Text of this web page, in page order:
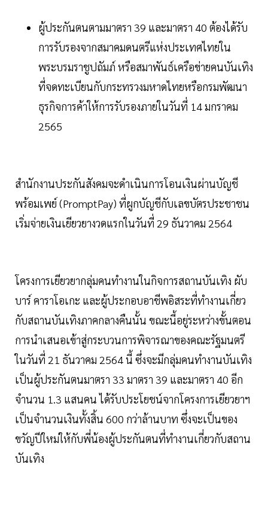
ผู้ประกันตนตามมาตรา 39 และมาตรา 40 ต้องได้รับ
การรับรองจากสมาคมดนตรีแห่งประเทศไทยใน
พระบรมราชูปถัมภ์ หรือสมาพันธ์เครือข่ายคนบันเทิง
ที่จดทะเบียนกับกระทรวงมหาดไทยหรือกรมพัฒนา
ธุรกิจการค้าให้การรับรองภายในวันที่ 14 มกราคม
2565
สำนักงานประกันสังคมจะดำเนินการโอนเงินผ่านบัญชี
พร้อมเพย์ (PromptPay) ที่ผูกบัญชีกับเลขบัตรประชาชน
เริ่มจ่ายเงินเยียวยางวดแรกในวันที่ 29 ธันวาคม 2564
โครงการเยียวยากลุ่มคนทำงานในกิจการสถานบันเทิง ผับ
บาร์ คาราโอเกะ และผู้ประกอบอาชีพอิสระที่ทำงานเกี่ยว
กับสถานบันเทิงภาคกลางคืนนั้น ขณะนี้อยู่ระหว่างขั้นตอน
การนำเสนอเข้าสู่กระบวนการพิจารณาของคณะรัฐมนตรี
ในวันที่ 21 ธันวาคม 2564 นี้ ซึ่งจะมีกลุ่มคนทำงานบันเทิง
เป็นผู้ประกันตนมาตรา 33 มาตรา 39 และมาตรา 40 อีก
จำนวน 1.3 แสนคน ได้รับประโยชน์จากโครงการเยียวยาฯ
เป็นจำนวนเงินทั้งสิ้น 600 กว่าล้านบาท ซึ่งจะเป็นของ
ขวัญปีใหม่ให้กับพี่น้องผู้ประกันตนที่ทำงานเกี่ยวกับสถาน
บันเทิง